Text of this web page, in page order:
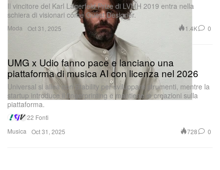
Moda
Il vincitore del Karl Lagerfeld Prize di LVMH 2019 entra nella
schiera di visionari come Guest Designer.
Oct 31, 2025 1.4K 0
Musica
UMG x Udio fanno pace e lanciano una
piattaforma di musica AI con licenza nel 2026
Universal si allea con Stability per sviluppare strumenti, mentre la
startup introduce il fingerprinting e mantiene le creazioni sulla
piattaforma.
22 Fonti
Oct 31, 2025
728 0